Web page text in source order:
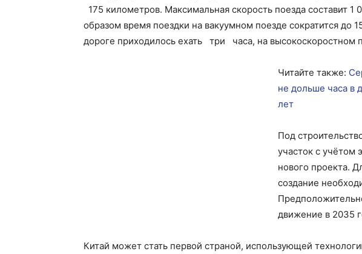
175 километров. Максимальная скорость поезда составит 1
образом время поездки на вакуумном поезде сократится до
дороге приходилось ехать три часа, на высокоскоростном
Читайте также:
не дольше часа в
лет
Под
участок с учётом
нового проекта.
создание
движение в 2035
Китай может стать первой страной, использующей